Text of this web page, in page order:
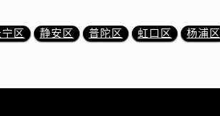
区 静安区 普陀区 虹口区 杨浦区